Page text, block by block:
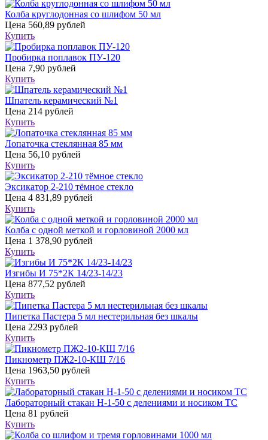
Колба круглодонная со шлифом 50 мл
Цена 560,89 рублей
Купить
Пробирка поплавок ПУ-120
Цена 7,90 рублей
Купить
Шпатель керамический №1
Цена 214 рублей
Купить
Лопаточка стеклянная 85 мм
Цена 56,10 рублей
Купить
Эксикатор 2-210 тёмное стекло
Цена 4 831,89 рублей
Купить
Колба с одной меткой и горловиной 2000 мл
Цена 1 378,90 рублей
Купить
Изгибы И 75*2К 14/23-14/23
Цена 877,52 рублей
Купить
Пипетка Пастера 5 мл нестерильная без шкалы
Цена 2293 рублей
Купить
Пикнометр ПЖ2-10-КШ 7/16
Цена 1963,50 рублей
Купить
Лабораторный стакан Н-1-50 с делениями и носиком ТС
Цена 81 рублей
Купить